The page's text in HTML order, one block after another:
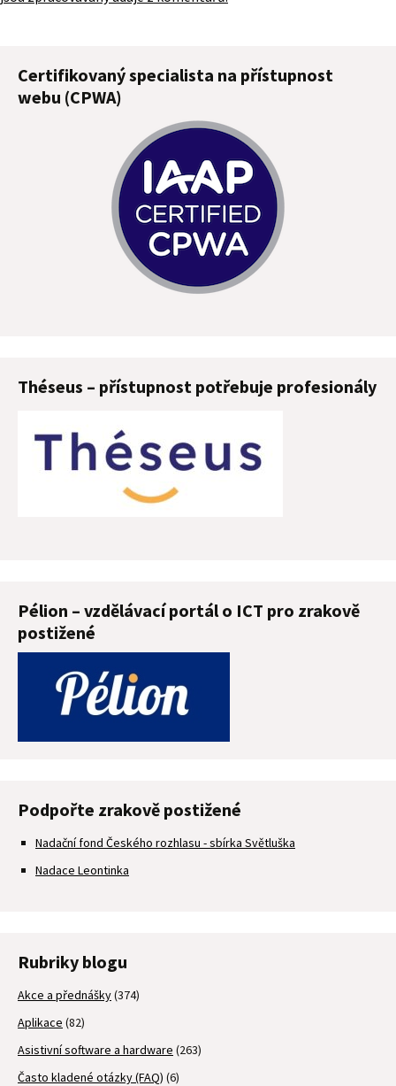
Certifikovaný specialista na přístupnost
webu (CPWA)
Théseus – přístupnost potřebuje profesionály
Pélion – vzdělávací portál o ICT pro zrakově
postižené
Podpořte zrakově postižené
Nadační fond Českého rozhlasu - sbírka Světluška
Nadace Leontinka
Rubriky blogu
Akce a přednášky(374)
Aplikace (82)
Asistivní software a hardware (263)
Často kladené otázky (FAQ) (6)